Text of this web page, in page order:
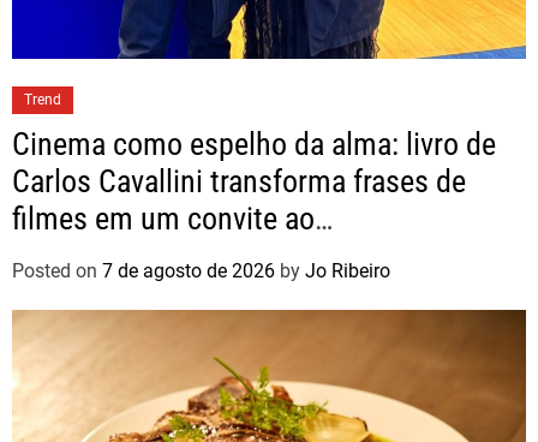
Trend
Cinema como espelho da alma: livro de
Carlos Cavallini transforma frases de
filmes em um convite ao
autoconhecimento
Posted on 7 de agosto de 2026 by Jo Ribeiro